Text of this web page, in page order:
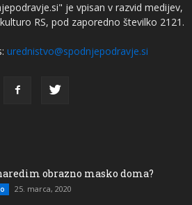
je vpisan v razvid medijev,
RS, pod zaporedno številko 2121.
urednistvo@spodnjepodravje.si
obrazno masko doma?
25. marca, 2020